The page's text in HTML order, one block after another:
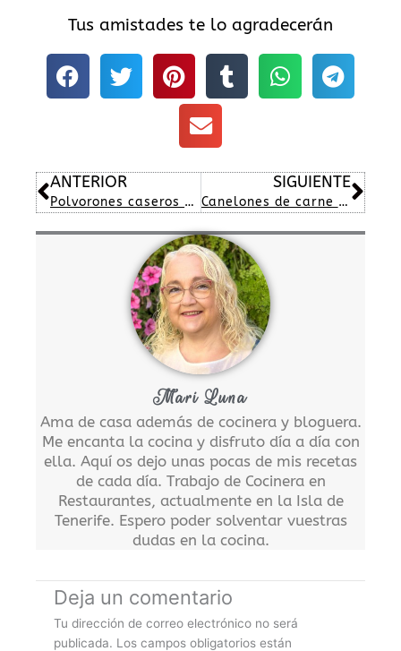
Tus amistades te lo agradecerán
Ant
ANTERIOR
Polvorones caseros de coco
SIGUIENTE
Canelones de carne y verduras
Mari Luna
Ama de casa además de cocinera y bloguera.
Me encanta la cocina y disfruto día a día con
ella. Aquí os dejo unas pocas de mis recetas
de cada día. Trabajo de Cocinera en
Restaurantes, actualmente en la Isla de
Tenerife. Espero poder solventar vuestras
dudas en la cocina.
Deja un comentario
Tu dirección de correo electrónico no será
publicada. Los campos obligatorios están